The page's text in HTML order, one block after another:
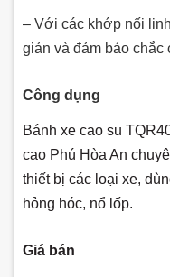
– Với các khớp nối
giản và đảm bảo chắc
Công dụng
Bánh xe cao su
cao Phú Hòa An
thiết bị các loại xe,
hỏng hóc, nổ lốp.
Giá bán